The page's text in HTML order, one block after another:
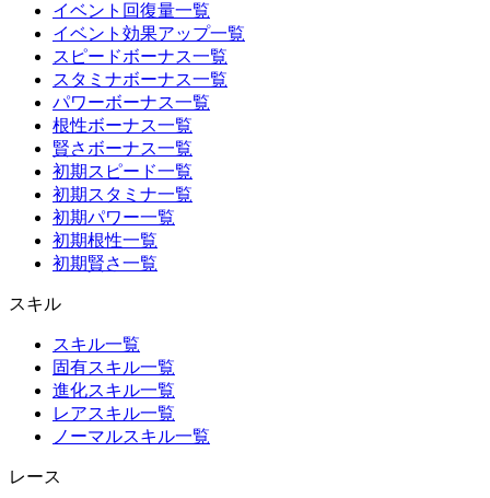
イベント回復量一覧
イベント効果アップ一覧
スピードボーナス一覧
スタミナボーナス一覧
パワーボーナス一覧
根性ボーナス一覧
賢さボーナス一覧
初期スピード一覧
初期スタミナ一覧
初期パワー一覧
初期根性一覧
初期賢さ一覧
スキル
スキル一覧
固有スキル一覧
進化スキル一覧
レアスキル一覧
ノーマルスキル一覧
レース